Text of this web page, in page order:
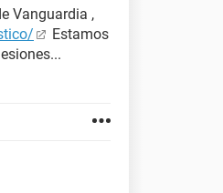
Vanguardia ,
Estamos